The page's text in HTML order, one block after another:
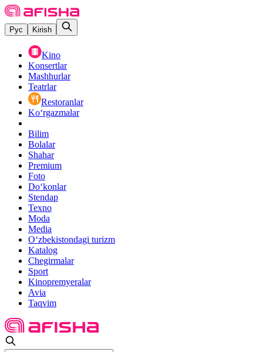
Рус Kirish
Kino
Konsertlar
Mashhurlar
Teatrlar
Restoranlar
Ko‘rgazmalar
Bilim
Bolalar
Shahar
Premium
Foto
Do‘konlar
Stendap
Texno
Moda
Media
O‘zbekistondagi turizm
Katalog
Chegirmalar
Sport
Kinopremyeralar
Avia
Taqvim